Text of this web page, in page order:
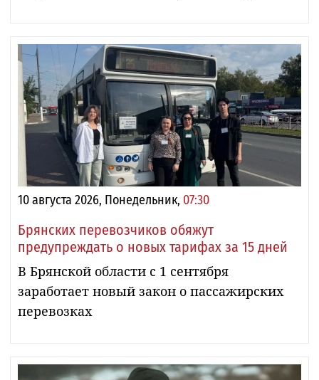
10 августа 2026, Понедельник, 07:30
Брянских перевозчиков обяжут
предупреждать о новых тарифах за 15 дней
В Брянской области с 1 сентября
заработает новый закон о пассажирских
перевозках